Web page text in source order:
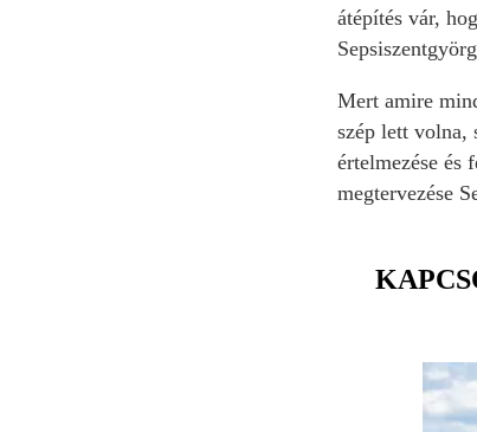
átépítés vár,
Mert amire
szép lett volna,
értelmezése és
megtervezése